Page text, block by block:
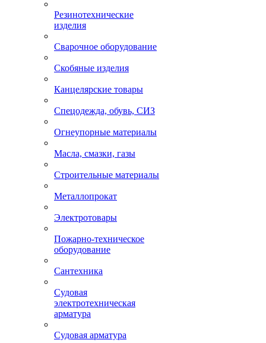
Резинотехнические
изделия
Сварочное оборудование
Скобяные изделия
Канцелярские товары
Спецодежда, обувь, СИЗ
Огнеупорные материалы
Масла, смазки, газы
Строительные материалы
Металлопрокат
Электротовары
Пожарно-техническое
оборудование
Сантехника
Судовая
электротехническая
арматура
Судовая арматура